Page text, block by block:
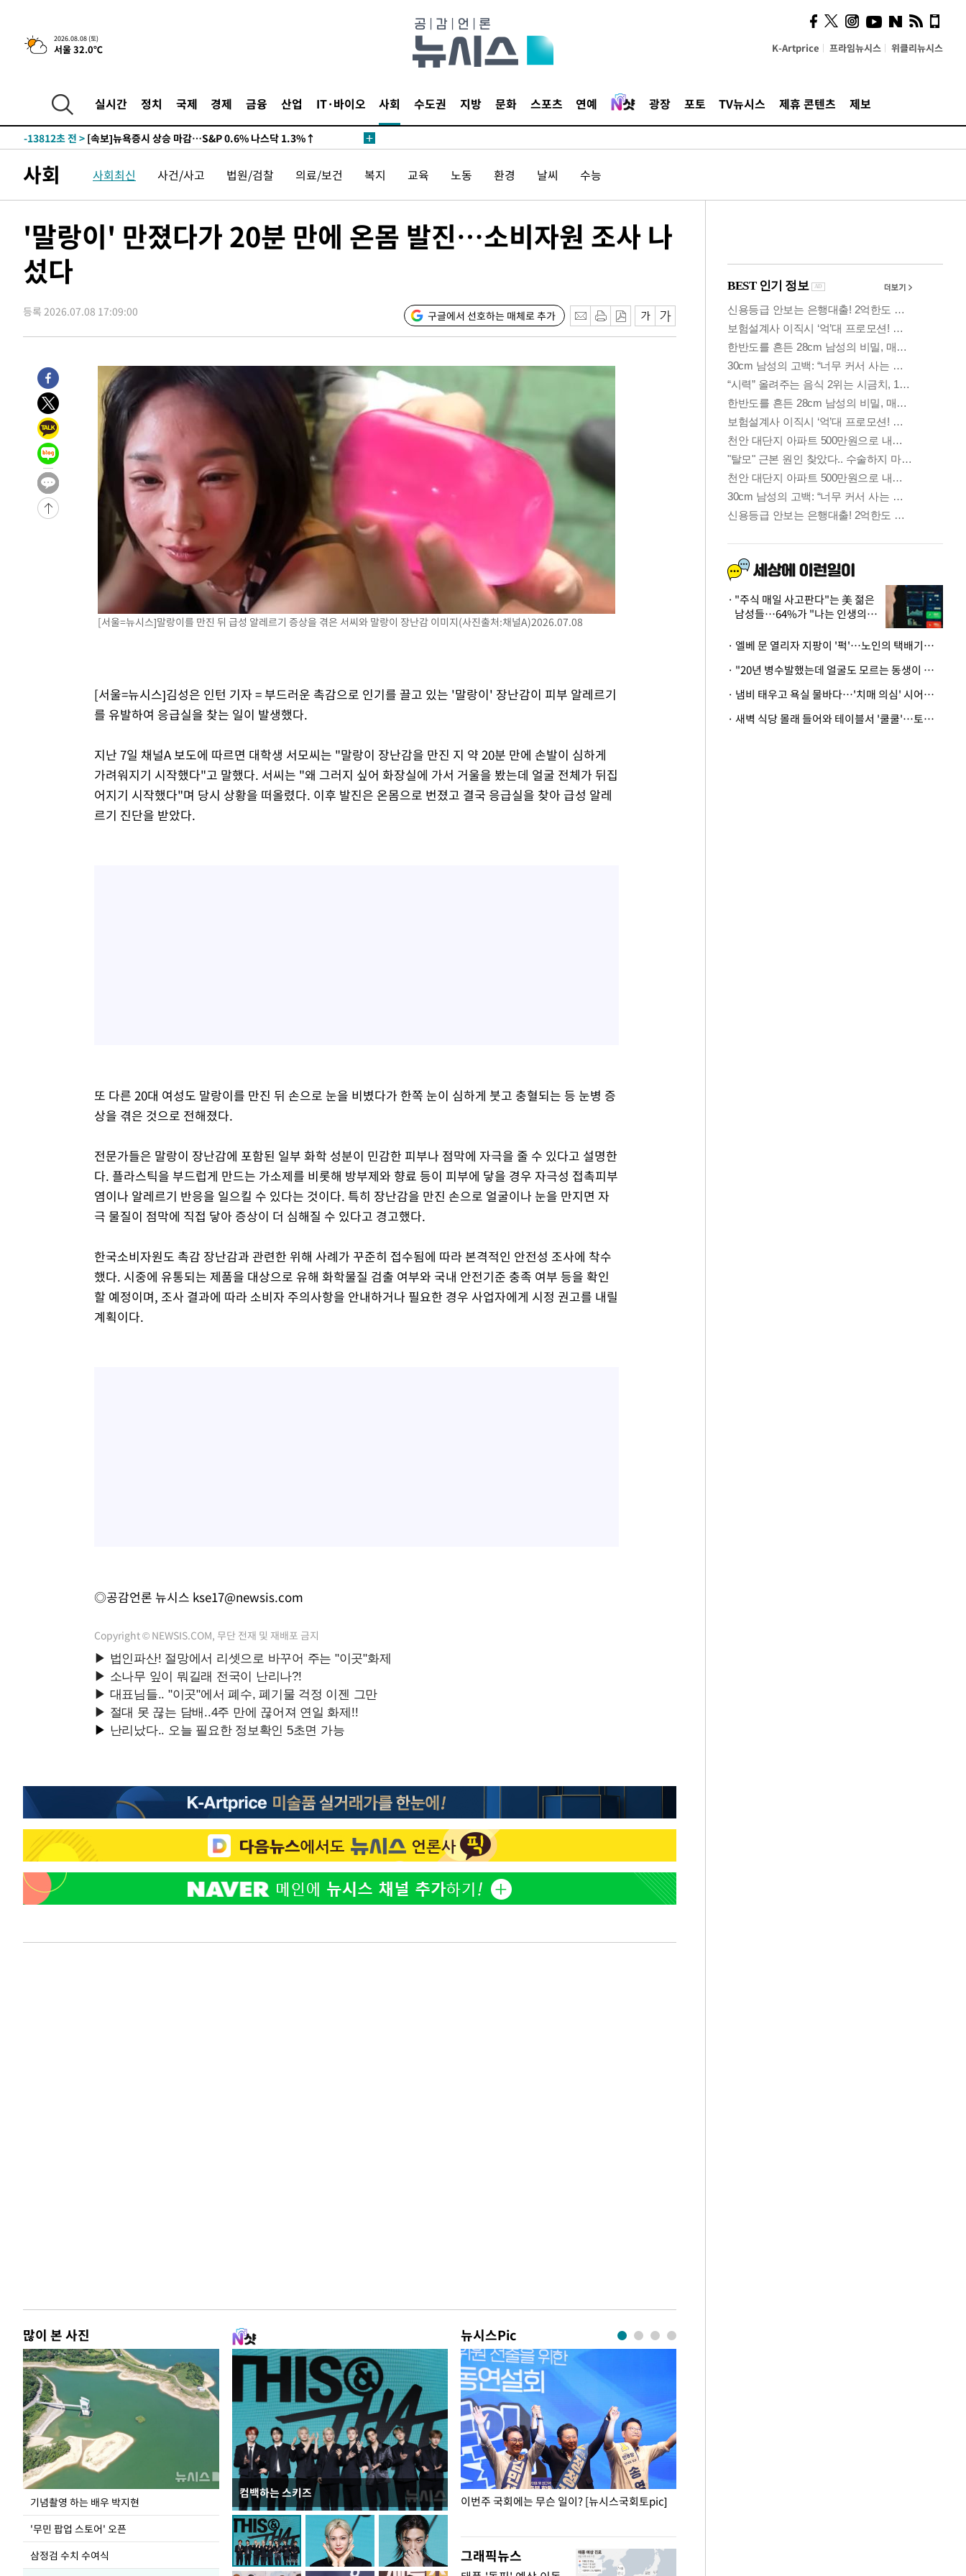
2026.08.08 (토)
서울 32.0℃ K-Artprice 프라임뉴시스 위클리뉴시스
실시간 정치 국제 경제 금융 산업 IT·바이오 사회 수도권 지방 문화 스포츠 연예 광장 포토 TV뉴시스 제휴 콘텐츠 제보
-32065초 전 >
[속보]'압수수색·성접대 논란' 축구협회 "실망과 걱정 안겨드려 죄
-20686초 전 >
-13812초 전 > [속보]뉴욕증시 상승 마감…S&P 0.6% 나스닥 1.3%↑
송"
-20706초 전 >
'최고 37도' 폭염 지속…강원동해안 최대 150㎜ 비
-13832초 전 >[속보]뉴욕증시 상승 마감…S&P 0.6% 나스닥 1.3%↑
사회 사회최신 사건/사고 법원/검찰 의료/보건 복지 교육 노동 환경 날씨 수능
'말랑이' 만졌다가 20분 만에 온몸 발진…소비자원 조사 나
섰다
등록 2026.07.08 17:09:00 구글에서 선호하는 매체로 추가
[서울=뉴시스]말랑이를 만진 뒤 급성 알레르기 증상을 겪은 서씨와 말랑이 장난감 이미지(사진출처:채널A)2026.07.08
[서울=뉴시스]김성은 인턴 기자 = 부드러운 촉감으로 인기를 끌고 있는 '말랑이' 장난감이 피부 알레르기
를 유발하여 응급실을 찾는 일이 발생했다.
지난 7일 채널A 보도에 따르면 대학생 서모씨는 "말랑이 장난감을 만진 지 약 20분 만에 손발이 심하게
가려워지기 시작했다"고 말했다. 서씨는 "왜 그러지 싶어 화장실에 가서 거울을 봤는데 얼굴 전체가 뒤집
어지기 시작했다"며 당시 상황을 떠올렸다. 이후 발진은 온몸으로 번졌고 결국 응급실을 찾아 급성 알레
르기 진단을 받았다.
또 다른 20대 여성도 말랑이를 만진 뒤 손으로 눈을 비볐다가 한쪽 눈이 심하게 붓고 충혈되는 등 눈병 증
상을 겪은 것으로 전해졌다.
전문가들은 말랑이 장난감에 포함된 일부 화학 성분이 민감한 피부나 점막에 자극을 줄 수 있다고 설명한
다. 플라스틱을 부드럽게 만드는 가소제를 비롯해 방부제와 향료 등이 피부에 닿을 경우 자극성 접촉피부
염이나 알레르기 반응을 일으킬 수 있다는 것이다. 특히 장난감을 만진 손으로 얼굴이나 눈을 만지면 자
극 물질이 점막에 직접 닿아 증상이 더 심해질 수 있다고 경고했다.
한국소비자원도 촉감 장난감과 관련한 위해 사례가 꾸준히 접수됨에 따라 본격적인 안전성 조사에 착수
했다. 시중에 유통되는 제품을 대상으로 유해 화학물질 검출 여부와 국내 안전기준 충족 여부 등을 확인
할 예정이며, 조사 결과에 따라 소비자 주의사항을 안내하거나 필요한 경우 사업자에게 시정 권고를 내릴
계획이다.
◎공감언론 뉴시스 kse17@newsis.com
Copyright © NEWSIS.COM, 무단 전재 및 재배포 금지
많이 본 사진
기념촬영 하는 배우 박지현
'무민 팝업 스토어' 오픈
삼정검 수치 수여식
컴백하는 스키즈
뉴시스Pic
이 대통령, 국가폭력 피해자에 위로·사과…"국가
가 책임지고 치유"
이번주 국회에는 무슨 일이? [뉴시스국회토pic]
그래픽뉴스
시, 스마트폰 액세서리에
NFC 더했다
"주식 매일 사고판다"는 美 젊은
남성들…64%가 "나는 인생의
· 엘베 문 열리자 지팡이 '퍽'…노인의 택배기사 폭행 이유
· "20년 병수발했는데 얼굴도 모르는 동생이 유산 절반을"…배다른 형제 상속권 있을까
· 냄비 태우고 욕실 물바다…'치매 의심' 시어머니 검사 권유했다가 '날벼락'
· 새벽 식당 몰래 들어와 테이블서 '쿨쿨'…토사물 남기고 사라진 남성